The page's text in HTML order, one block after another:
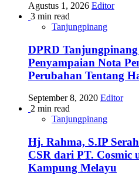
Agustus 1, 2026 Editor
3 min read
Tanjungpinang
DPRD
Penyampaian Nota
Perubahan Tentang
September 8, 2020 Editor
2 min read
Tanjungpinang
Hj. Rahma, S.IP
CSR dari PT. Cosmic
Kampung Melayu